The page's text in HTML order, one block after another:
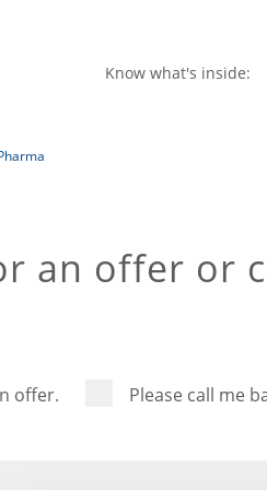
Know what's inside:
an offer or
offer. Please call me